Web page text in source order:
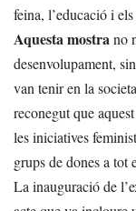
feina, l’educació i
Aquesta mostrano
desenvolupament,
van tenir en la
reconegut que
les iniciatives
grups de dones a tot
La inauguració de